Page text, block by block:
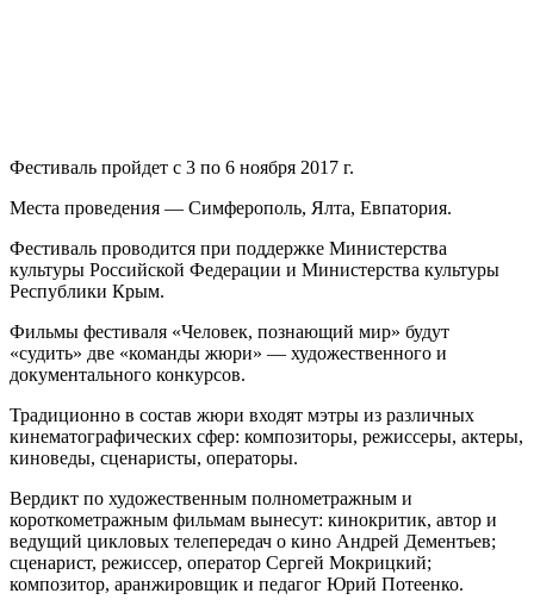
Фестиваль пройдет с 3 по 6 ноября 2017 г.
Места проведения — Симферополь, Ялта, Евпатория.
Фестиваль проводится при поддержке Министерства
культуры Российской Федерации и Министерства культуры
Республики Крым.
Фильмы фестиваля «Человек, познающий мир» будут
«судить» две «команды жюри» — художественного и
документального конкурсов.
Традиционно в состав жюри входят мэтры из различных
кинематографических сфер: композиторы, режиссеры, актеры,
киноведы, сценаристы, операторы.
Вердикт по художественным полнометражным и
короткометражным фильмам вынесут: кинокритик, автор и
ведущий цикловых телепередач о кино Андрей Дементьев;
сценарист, режиссер, оператор Сергей Мокрицкий;
композитор, аранжировщик и педагог Юрий Потеенко.